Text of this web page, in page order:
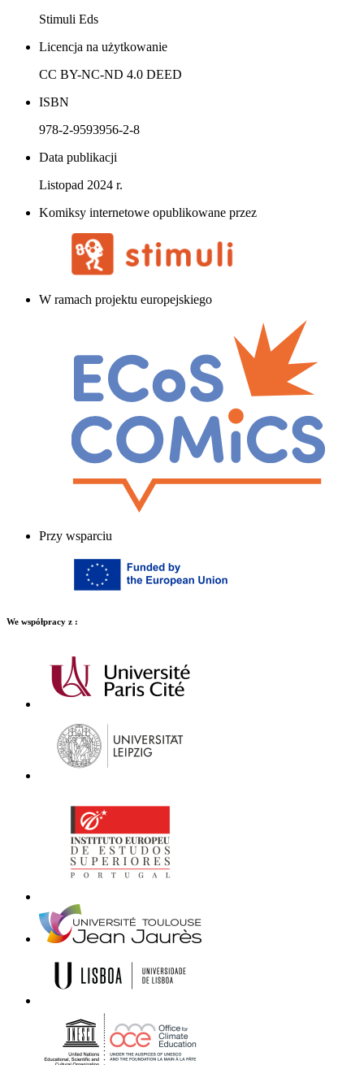
Stimuli Eds
Licencja na użytkowanie
CC BY-NC-ND 4.0 DEED
ISBN
978-2-9593956-2-8
Data publikacji
Listopad 2024 r.
Komiksy internetowe opublikowane przez
W ramach projektu europejskiego
Przy wsparciu
We współpracy z :